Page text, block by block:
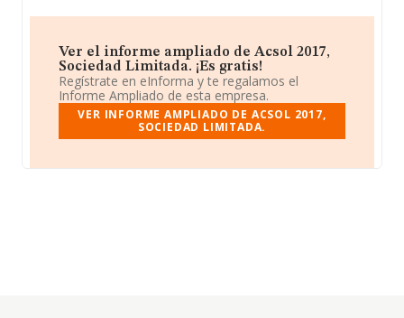
Ver el informe ampliado de Acsol 2017,
Sociedad Limitada. ¡Es gratis!
Regístrate en eInforma y te regalamos el
Informe Ampliado de esta empresa.
VER INFORME AMPLIADO DE ACSOL 2017,
SOCIEDAD LIMITADA.